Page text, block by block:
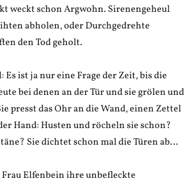
weckt schon Argwohn. Sirenengeheul
abholen, oder Durchgedrehte
den Tod geholt.
ist ja nur eine Frage der Zeit, bis die
bei denen an der Tür und sie grölen und
presst das Ohr an die Wand, einen Zettel
Hand: Husten und röcheln sie schon?
Sie dichtet schon mal die Türen ab…
Elfenbein ihre unbefleckte